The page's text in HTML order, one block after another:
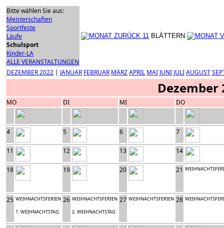
Bitte wählen Sie aus:
Meisterschaften
Sportfeste
Läufe
Schulsport
Kinder-LA
ALLE VERANSTALTUNGEN
BLÄTTERN
DEZEMBER 2022 | JANUAR FEBRUAR MÄRZAPRIL MAI JUNI JULIAUGUST
Dezember
MO DI MI DO
4 5 6 7
11 12 13 14
18 19 20 21
25 WEIHNACHTSFERIEN
1. WEIHNACHTSTAG
26 WEIHNACHTSFERIEN
2. WEIHNACHTSTAG
27 WEIHNACHTSFERIEN 28